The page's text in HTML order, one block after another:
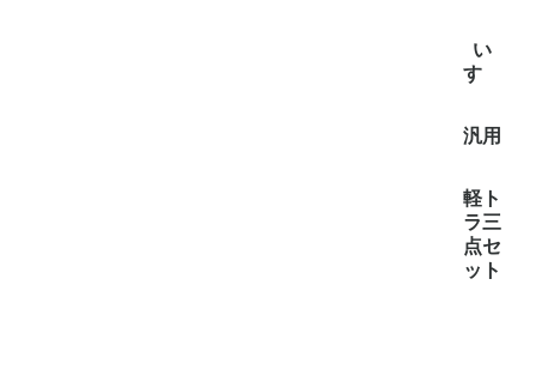
全て見
サンバ
サンバ
(1)
サンバ
い
すゞ
全て見
エルフ
汎用
全て見
汎用(3)
軽ト
ラ三
点セ
ット